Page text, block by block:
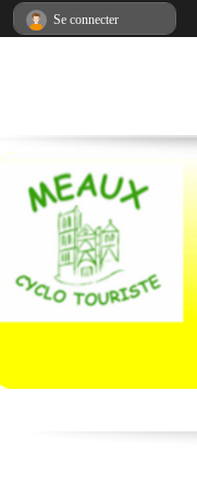
Se connecter
Panneau de gestion des